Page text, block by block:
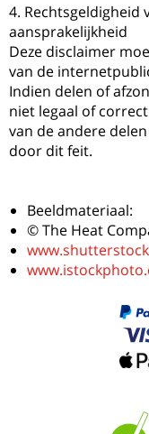
4. Rechtsgeldigheid
aansprakelijkheid
Deze disclaimer
van de
Indien delen of
niet legaal of
van de andere
door dit feit.
Beeldmateriaal:
© The Heat